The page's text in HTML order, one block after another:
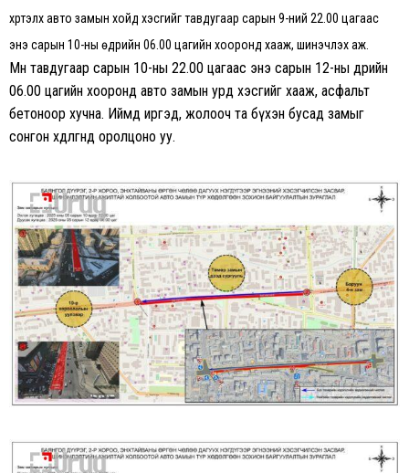
хүртэлх авто замын хойд хэсгийг тавдугаар сарын 9-ний 22.00 цагаас
энэ сарын 10-ны өдрийн 06.00 цагийн хооронд хааж, шинэчлэх аж.
Мөн тавдугаар сарын 10-ны 22.00 цагаас энэ сарын 12-ны өдрийн
06.00 цагийн хооронд авто замын урд хэсгийг хааж, асфальт
бетоноор хучна. Иймд иргэд, жолооч та бүхэн бусад замыг
сонгон хөдөлгөөнд оролцоно уу.